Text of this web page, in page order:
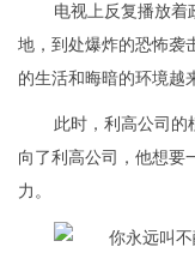
电视上反复播放着
地，到处爆炸的恐怖袭
的生活和晦暗的环境越
此时，利高公司的
向了利高公司，他想要
力。